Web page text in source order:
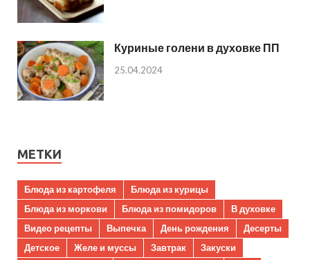
Куриные голени в духовке ПП
25.04.2024
МЕТКИ
Блюда из картофеля
Блюда из курицы
Блюда из моркови
Блюда из помидоров
В духовке
Видео рецепты
Выпечка День рождения
Десерты
Детское
Желе и муссы Завтрак
Закуски